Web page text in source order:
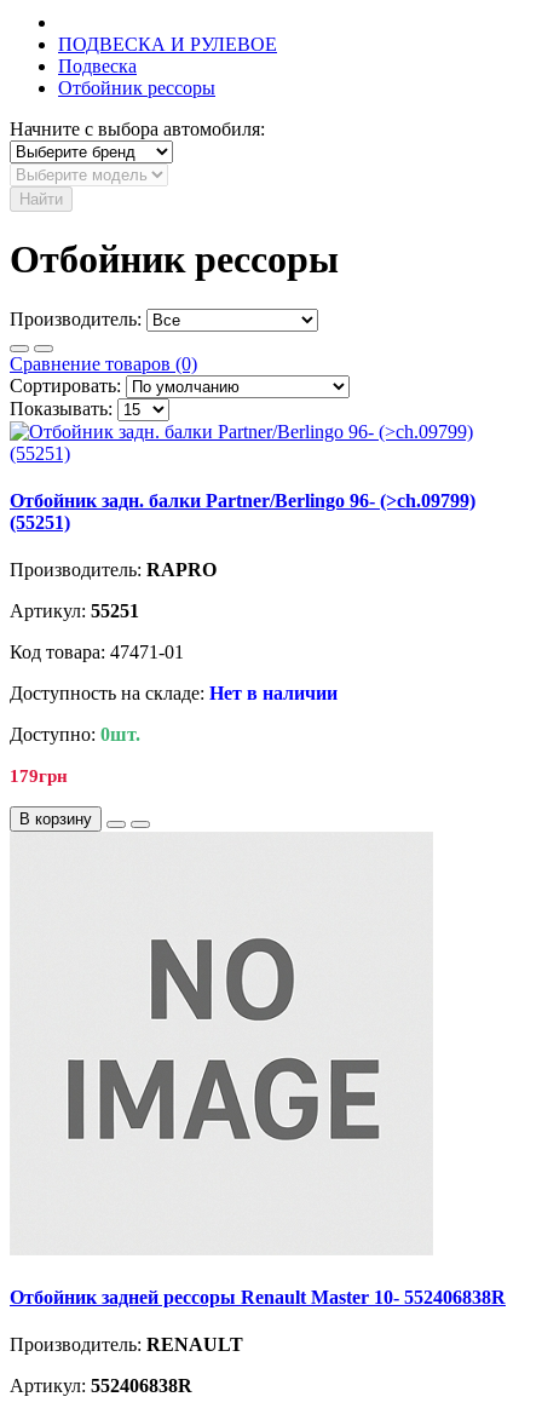
ПОДВЕСКА И РУЛЕВОЕ
Подвеска
Отбойник рессоры
Начните с выбора автомобиля:
Найти
Отбойник рессоры
Производитель:
Сравнение товаров (0)
Сортировать:
Показывать:
Отбойник задн. балки Partner/Berlingo 96- (>ch.09799)
(55251)
Производитель: RAPRO
Артикул: 55251
Код товара: 47471-01
Доступность на складе: Нет в наличии
Доступно: 0шт.
179грн
В корзину
Отбойник задней рессоры Renault Master 10- 552406838R
Производитель: RENAULT
Артикул: 552406838R